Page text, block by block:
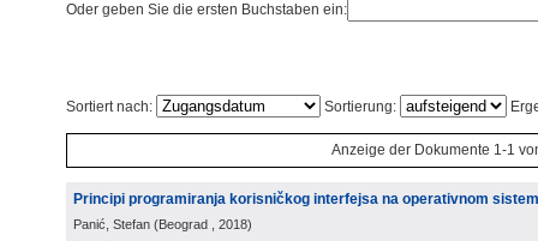
Oder geben Sie die ersten Buchstaben ein:
Sortiert nach: Sortierung:
Anzeige der Dokumente 1-1
Principi programiranja korisničkog interfejsa na operativnom
Panić, Stefan (Beograd , 2018)